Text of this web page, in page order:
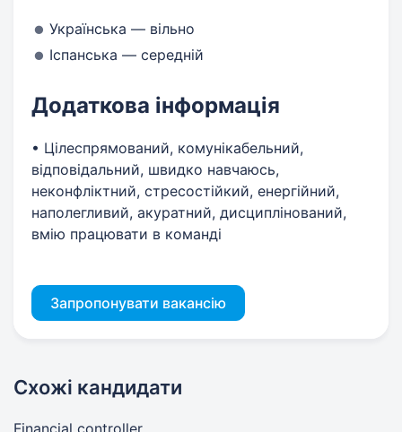
Українська — вільно
Іспанська — середній
Додаткова інформація
• Цілеспрямований, комунікабельний,
відповідальний, швидко навчаюсь,
неконфліктний, стресостійкий, енергійний,
наполегливий, акуратний, дисциплінований,
вмію працювати в команді
Запропонувати вакансію
Схожі кандидати
Financial controller